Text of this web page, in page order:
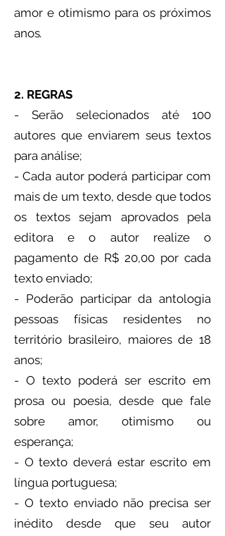
amor e otimismo para os próximos
anos.
2. REGRAS
- Serão selecionados até 100
autores que enviarem seus textos
para análise;
- Cada autor poderá participar com
mais de um texto, desde que todos
os textos sejam aprovados pela
editora e o autor realize o
pagamento de R$ 20,00 por cada
texto enviado;
- Poderão participar da antologia
pessoas físicas residentes no
território brasileiro, maiores de 18
anos;
- O texto poderá ser escrito em
prosa ou poesia, desde que fale
sobre amor, otimismo ou
esperança;
- O texto deverá estar escrito em
língua portuguesa;
- O texto enviado não precisa ser
inédito desde que seu autor